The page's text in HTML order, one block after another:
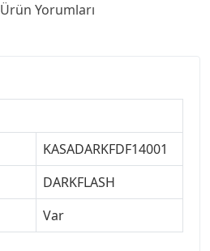
Ürün Yorumları
KASADARKFDF14001
DARKFLASH
Var